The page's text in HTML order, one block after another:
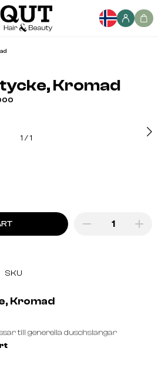
Kromad
1 /1
SKU
Kromad
till generella duschslangar